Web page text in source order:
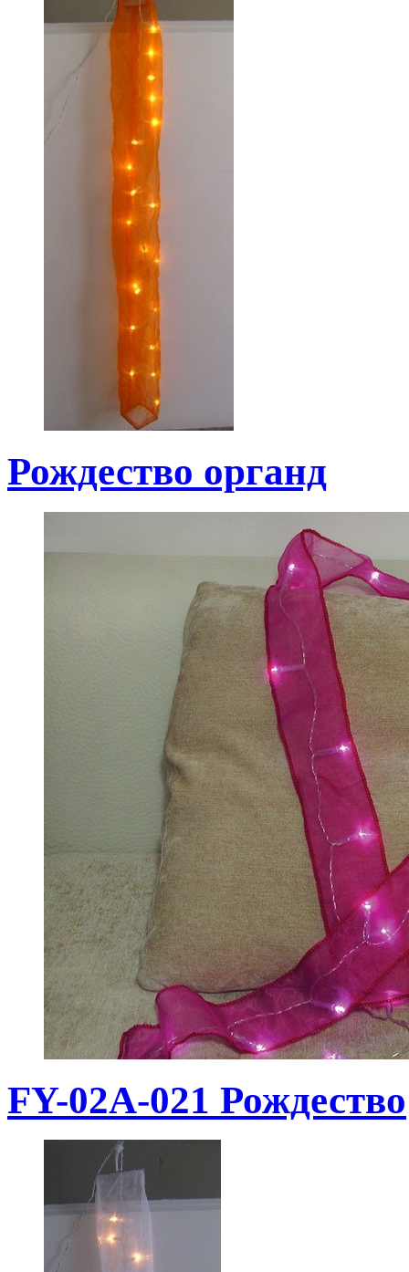
Рождество органд
FY-02A-021 Рождество